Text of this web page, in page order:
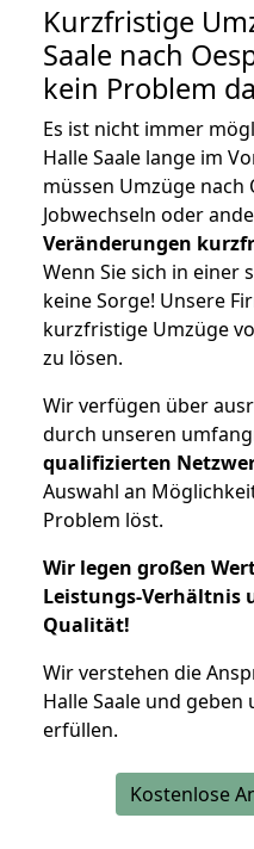
Kurzfristige
Saale nach
kein Problem
Es ist nicht immer
Halle Saale lange im
müssen Umzüge
Jobwechseln oder
Veränderungen
Wenn Sie sich in einer
keine Sorge! Unsere
kurzfristige Umzüge
zu lösen.
Wir verfügen über
durch unseren
qualifizierten
Auswahl an
Problem löst.
Wir legen großen
Leistungs-Verhältnis
Qualität!
Wir verstehen die
Halle Saale und geben
erfüllen.
Kostenlose